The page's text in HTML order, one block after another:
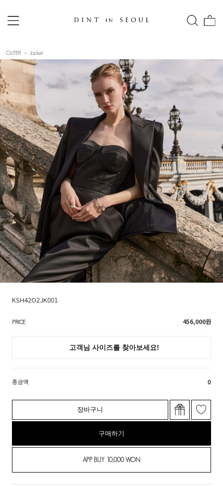
OUTER Jacket
KSH42O2JK001
PRICE 456,000원
총금액 0
장바구니
구매하기